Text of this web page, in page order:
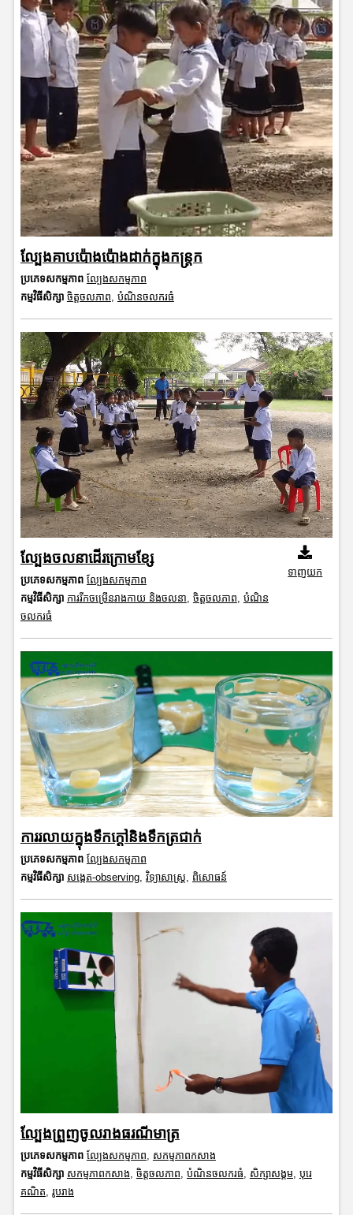
ល្បែងគាបប៉ោងប៉ោងដាក់ក្នុងកន្ត្រក
ប្រភេទសកម្មភាព ល្បែងសកម្មភាព
កម្មវិធីសិក្សា ចិត្តចលភាព បំណិនចលករធំ
ល្បែងចលនាដើរក្រោមខ្សែ
ប្រភេទសកម្មភាព ល្បែងសកម្មភាព
កម្មវិធីសិក្សា ការរីកចម្រើនរាងកាយ និងចលនា ចិត្តចលភាព បំណិន
ចលករធំ
ទាញយក
ការរលាយក្នុងទឹកក្តៅនិងទឹកត្រជាក់
ប្រភេទសកម្មភាព ល្បែងសកម្មភាព
កម្មវិធីសិក្សា សង្កេត-observing, វិទ្យាសាស្រ្ត ពិសោធន៍
ល្បែងព្រួញចូលរាងធរណីមាត្រ
ប្រភេទសកម្មភាព ល្បែងសកម្មភាព
សកម្មភាពកសាង
កម្មវិធីសិក្សា សកម្មភាពកសាង ចិត្តចលភាព បំណិនចលករធំ សិក្សាសង្គម, បុរេ
គណិត រូបរាង